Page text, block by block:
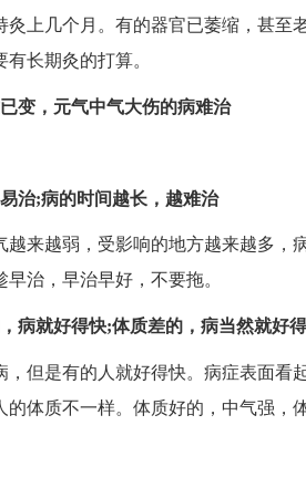
灸上几个月。有的器官已萎缩，甚至
长期灸的打算。
变，元气中气大伤的病难治
治;病的时间越长，越难治
越来越弱，受影响的地方越来越多，
治，早治早好，不要拖。
病就好得快;体质差的，病当然就好
，但是有的人就好得快。病症表面看
体质不一样。体质好的，中气强，